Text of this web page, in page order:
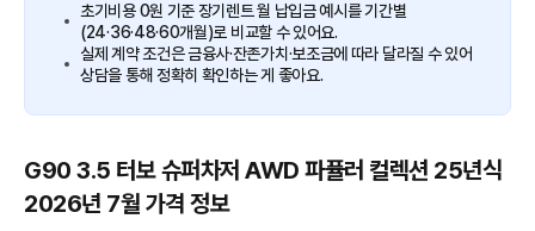
초기비용 0원 기준 장기렌트 월 납입금 예시를 기간별
(24·36·48·60개월)로 비교할 수 있어요.
실제 계약 조건은 금융사·잔존가치·보조금에 따라 달라질 수 있어
상담을 통해 정확히 확인하는 게 좋아요.
G90 3.5 터보 슈퍼차저 AWD 파퓰러 컬렉션 25년식
2026년 7월 가격 정보